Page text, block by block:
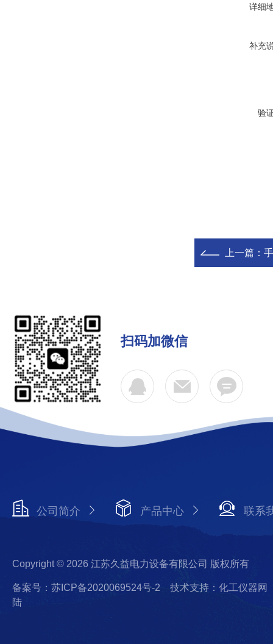
详细
补充
验
上一篇：
扫码加微信
公司简介 产品中心 联系
Copyright © 2026 江苏久益电力设备有限公司 版权所有
备案号：苏ICP备2020069524号-2
技术支持：化工仪器网
陆